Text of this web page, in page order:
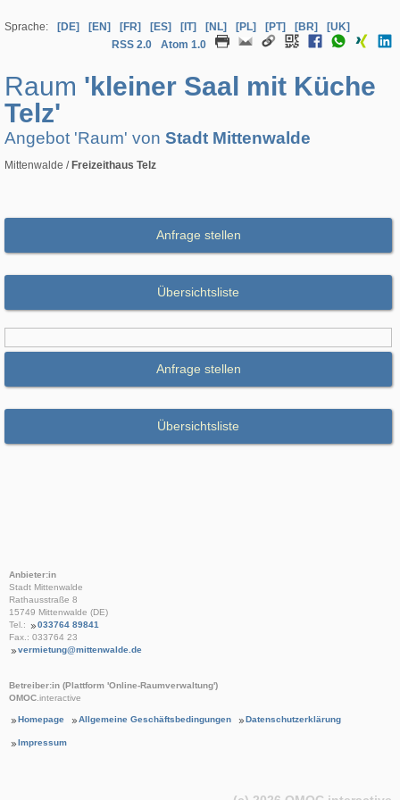
Sprache: [DE] [EN] [FR] [ES] [IT] [NL] [PL] [PT] [BR]
[UK]
RSS 2.0
Atom 1.0
Raum 'kleiner Saal mit Küche
Telz'
Angebot 'Raum' von Stadt Mittenwalde
Mittenwalde / Freizeithaus Telz
Anfrage stellen
Übersichtsliste
Anfrage stellen
Übersichtsliste
Anbieter:in
Stadt Mittenwalde
Rathausstraße 8
15749 Mittenwalde (DE)
Tel.:
033764 89841
Fax.: 033764 23
vermietung@mittenwalde.de
Betreiber:in (Plattform 'Online-Raumverwaltung')
OMOC.interactive
Homepage Allgemeine Geschäftsbedingungen Datenschutzerklärung
Impressum